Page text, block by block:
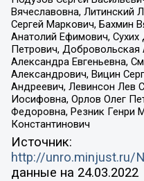
Вячеславовна, Литинский
Сергей Маркович, Бахмин
Анатолий Ефимович,
Петрович,
Александра Евгеньевна,
Александрович, Вицин
Андреевич, Левинсон Лев
Иосифовна, Орлов Олег
Федоровна, Резник Генри
Константинович
Источник:
http://unro.minjust.ru/
данные на 24.03.2022